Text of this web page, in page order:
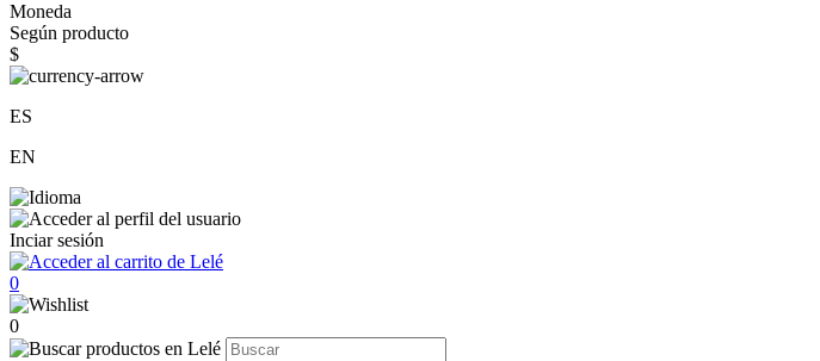
Moneda
Según producto
$
ES
EN
Inciar sesión
0
0